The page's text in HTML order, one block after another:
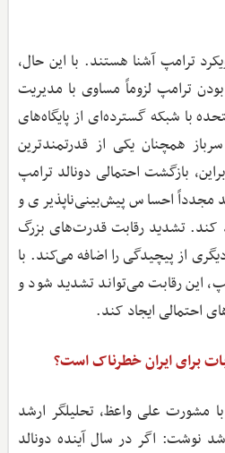
ترامپ آشنا هستند. با این حال،
ترامپ لزوماً مساوی با مدیریت
با شبکه گسترده‌ای از پایگاه‌های
بیش از 40 هزار سرباز همچنان یکی از قدرتمندترین
بازگشت احتمالی دونالد ترامپ
احساس پیش‌بینی‌ناپذیری و
کند. تشدید رقابت قدرت‌های بزرگ
از پیچیدگی را اضافه می‌کند. با
این رقابت می‌تواند تشدید شود و
احتمالی ایجاد کند.
برای ایران خطرناک است؟
مشورت علی واعظ، تحلیلگر ارشد
شد نوشت: اگر در سال آینده دونالد